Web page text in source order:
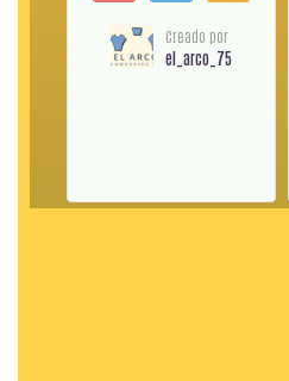
Creado por
el_arco_75